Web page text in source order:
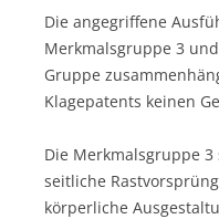
Die angegriffene
Merkmalsgruppe 3
Gruppe
Klagepatents keinen
Die Merkmalsgruppe
seitliche
körperliche